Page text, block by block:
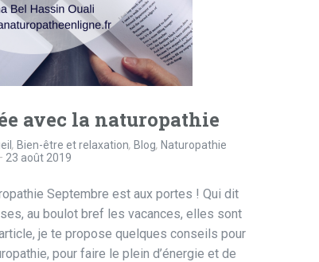
avec la naturopathie
, Bien-être et relaxation, Blog, Naturopathie
23 août 2019
Septembre est aux portes ! Qui dit
au boulot bref les vacances, elles sont
je te propose quelques conseils pour
pour faire le plein d’énergie et de